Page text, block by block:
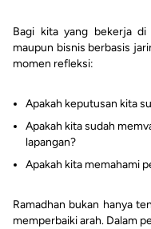
Bagi kita yang bekerja di
maupun bisnis berbasis
momen refleksi:
Apakah keputusan kita
Apakah kita sudah
lapangan?
Apakah kita memahami
Ramadhan bukan hanya
memperbaiki arah. Dalam